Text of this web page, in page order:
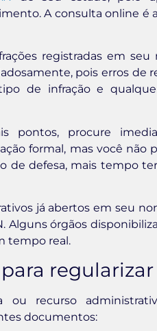
A consulta online é
registradas em
pois erros de
de infração e
pontos, procure
formal, mas você não
de defesa, mais tempo
já abertos em seu
Alguns órgãos
tempo real.
ou recurso
documentos: